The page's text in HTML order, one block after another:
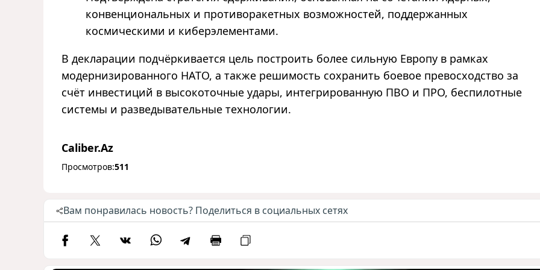
конвенциональных и противоракетных возможностей, поддержанных
космическими и киберэлементами.
В декларации подчёркивается цель построить более сильную Европу в рамках
модернизированного НАТО, а также решимость сохранить боевое превосходство за
счёт инвестиций в высокоточные удары, интегрированную ПВО и ПРО, беспилотные
системы и разведывательные технологии.
Caliber.Az
Просмотров:511
Вам понравилась новость? Поделиться в социальных сетях